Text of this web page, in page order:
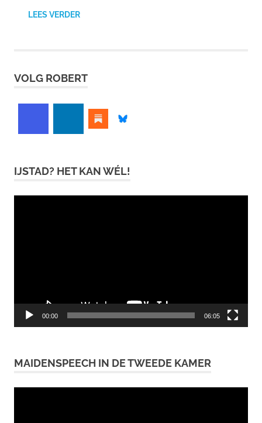
LEES VERDER
VOLG ROBERT
IJSTAD? HET KAN WÉL!
00:00 06:05
MAIDENSPEECH IN DE TWEEDE KAMER